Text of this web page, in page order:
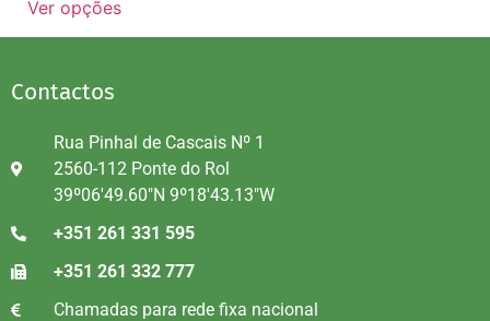
Ver opções
Contactos
Rua Pinhal de Cascais Nº 1
2560-112 Ponte do Rol
39º06'49.60"N 9º18'43.13"W
+351 261 331 595
+351 261 332 777
Chamadas para rede fixa nacional